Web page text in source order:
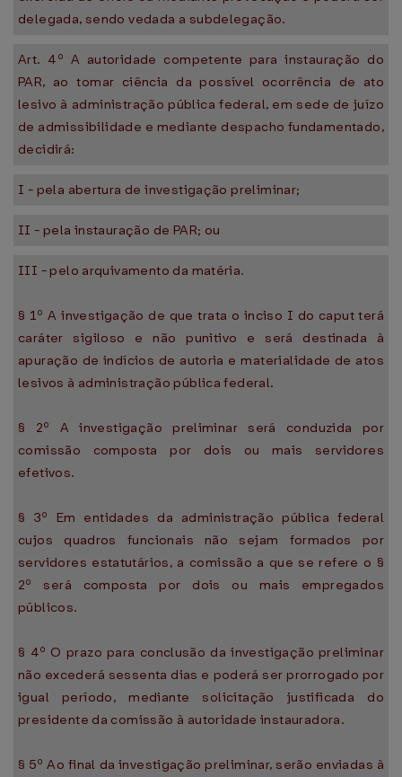
delegada, sendo vedada a subdelegação.
Art. 4º A autoridade competente para instauração do
PAR, ao tomar ciência da possível ocorrência de ato
lesivo à administração pública federal, em sede de juízo
de admissibilidade e mediante despacho fundamentado,
decidirá:
I - pela abertura de investigação preliminar;
II - pela instauração de PAR; ou
III - pelo arquivamento da matéria.
§ 1º A investigação de que trata o inciso I do caput terá
caráter sigiloso e não punitivo e será destinada à
apuração de indícios de autoria e materialidade de atos
lesivos à administração pública federal.
§ 2º A investigação preliminar será conduzida por
comissão composta por dois ou mais servidores
efetivos.
§ 3º Em entidades da administração pública federal
cujos quadros funcionais não sejam formados por
servidores estatutários, a comissão a que se refere o §
2º será composta por dois ou mais empregados
públicos.
§ 4º O prazo para conclusão da investigação preliminar
não excederá sessenta dias e poderá ser prorrogado por
igual período, mediante solicitação justificada do
presidente da comissão à autoridade instauradora.
§ 5º Ao final da investigação preliminar, serão enviadas à